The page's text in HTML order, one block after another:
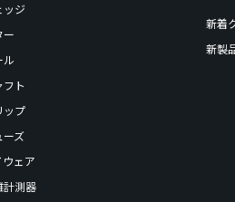
ッジ
ー
ル
フト
ップ
ーズ
ウェア
計測器
新着
新製